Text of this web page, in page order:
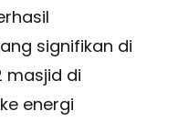
signifikan di
masjid di
energi